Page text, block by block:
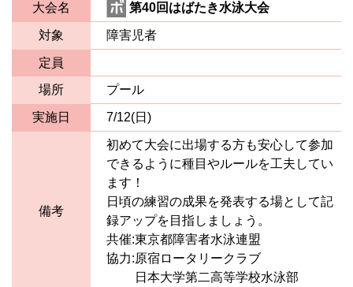
大会名 第40回はばたき水泳大会
対象 障害児者
定員
場所
プール
実施日 7/12(日)
備考
初めて大会に出場する方も安心して参加
できるように種目やルールを工夫してい
ます！
日頃の練習の成果を発表する場として記
録アップを目指しましょう。
共催:東京都障害者水泳連盟
協力:原宿ロータリークラブ
日本大学第二高等学校水泳部